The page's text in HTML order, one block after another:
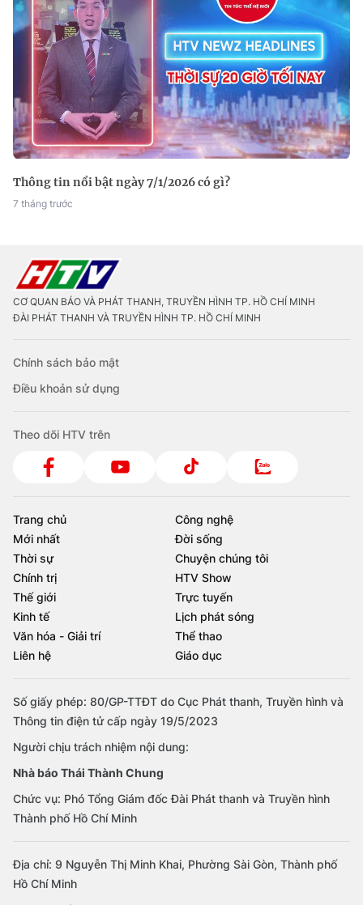
Thông tin nổi bật ngày 7/1/2026 có gì?
7 tháng trước
CƠ QUAN BÁO VÀ PHÁT THANH, TRUYỀN HÌNH TP. HỒ CHÍ MINH
ĐÀI PHÁT THANH VÀ TRUYỀN HÌNH TP. HỒ CHÍ MINH
Chính sách bảo mật
Điều khoản sử dụng
Theo dõi HTV trên
Trang chủ
Công nghệ
Mới nhất
Đời sống
Thời sự
Chuyện chúng tôi
Chính trị
HTV Show
Thế giới
Trực tuyến
Kinh tế
Lịch phát sóng
Văn hóa - Giải trí
Thể thao
Liên hệ
Giáo dục
Số giấy phép: 80/GP-TTĐT do Cục Phát thanh, Truyền hình và
Thông tin điện tử cấp ngày 19/5/2023
Người chịu trách nhiệm nội dung:
Nhà báo Thái Thành Chung
Chức vụ: Phó Tổng Giám đốc Đài Phát thanh và Truyền hình
Thành phố Hồ Chí Minh
Địa chỉ: 9 Nguyễn Thị Minh Khai, Phường Sài Gòn, Thành phố
Hồ Chí Minh